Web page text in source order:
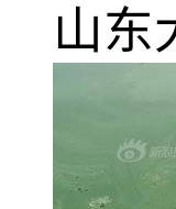
山东